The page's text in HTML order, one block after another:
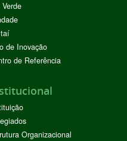
de Inovação
de Referência
Organizacional